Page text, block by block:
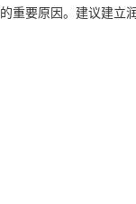
要原因。建议建立